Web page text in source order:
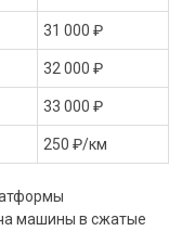
31 000 ₽
32 000 ₽
33 000 ₽
250 ₽/км
машины в сжатые